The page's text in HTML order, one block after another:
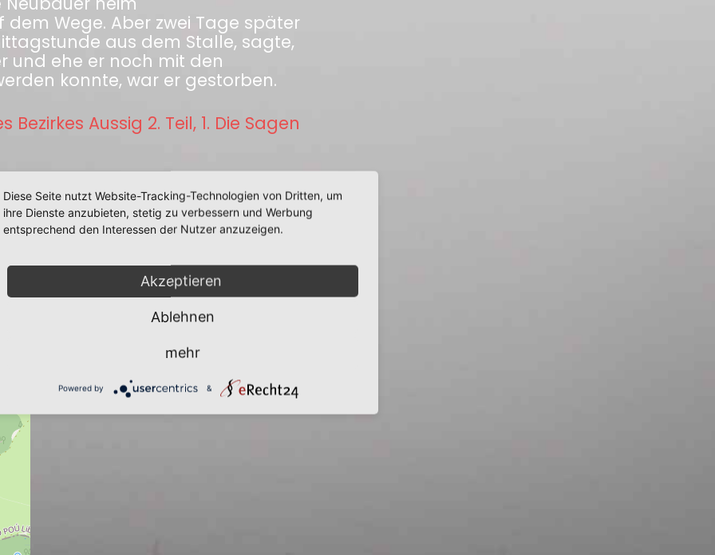
Wege. Aber zwei Tage später
aus dem Stalle, sagte,
und ehe er noch mit den
konnte, war er gestorben.
Aussig 2. Teil, 1. Die Sagen
Diese Seite nutzt Website-Tracking-Technologien von Dritten, um
ihre Dienste anzubieten, stetig zu verbessern und Werbung
entsprechend den Interessen der Nutzer anzuzeigen.
Akzeptieren
Ablehnen
mehr
Powered by &